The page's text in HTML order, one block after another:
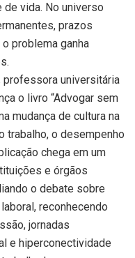
vida. No universo
prazos
problema ganha
professora universitária
o livro “Advogar sem
mudança de cultura na
trabalho, o desempenho
chega em um
e órgãos
o debate sobre
reconhecendo
jornadas
e hiperconectividade